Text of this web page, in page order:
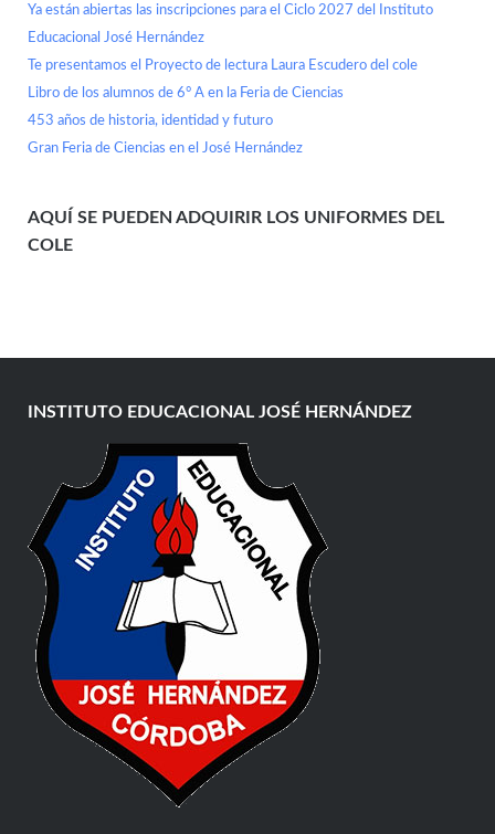
Ya están abiertas las inscripciones para el Ciclo 2027 del Instituto
Educacional José Hernández
Te presentamos el Proyecto de lectura Laura Escudero del cole
Libro de los alumnos de 6° A en la Feria de Ciencias
453 años de historia, identidad y futuro
Gran Feria de Ciencias en el José Hernández
AQUÍ SE PUEDEN ADQUIRIR LOS UNIFORMES DEL
COLE
INSTITUTO EDUCACIONAL JOSÉ HERNÁNDEZ